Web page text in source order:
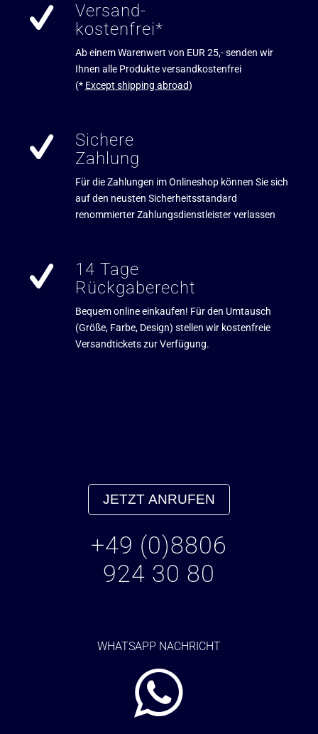
Versand-
kostenfrei*
Ab einem Warenwert von EUR 25,- senden wir
Ihnen alle Produkte versandkostenfrei
(* Except shipping abroad)
Sichere
Zahlung
Für die Zahlungen im Onlineshop können Sie sich
auf den neusten Sicherheitsstandard
renommierter Zahlungsdienstleister verlassen
14 Tage
Rückgaberecht
Bequem online einkaufen! Für den Umtausch
(Größe, Farbe, Design) stellen wir kostenfreie
Versandtickets zur Verfügung.
JETZT ANRUFEN
+49 (0)8806
924 30 80
WHATSAPP NACHRICHT